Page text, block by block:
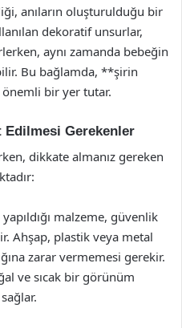
anıların oluşturulduğu bir
dekoratif unsurlar,
aynı zamanda bebeğin
Bu bağlamda, **şirin
önemli bir yer tutar.
Edilmesi Gerekenler
dikkate almanız gereken
malzeme, güvenlik
Ahşap, plastik veya metal
zarar vermemesi gerekir.
ve sıcak bir görünüm